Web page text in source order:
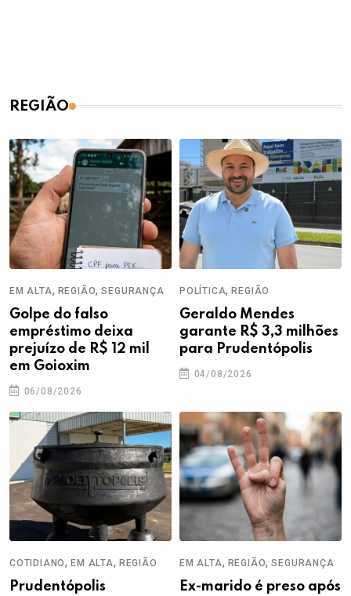
REGIÃO
EM ALTA, REGIÃO,SEGURANÇA
Golpe do falso
empréstimo deixa
prejuízo de R$ 12 mil
em Goioxim
06/08/2026
POLÍTICA,REGIÃO
Geraldo Mendes
garante R$ 3,3 milhões
para Prudentópolis
04/08/2026
COTIDIANO,EM ALTA, REGIÃO
Prudentópolis
EM ALTA, REGIÃO,SEGURANÇA
Ex-marido é preso após